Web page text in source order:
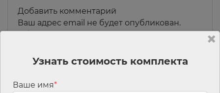
Добавить комментарий
Ваш адрес email не будет опубликован.
Обязательные поля помечены*
Узнать стоимость комплекта
Ваше имя*